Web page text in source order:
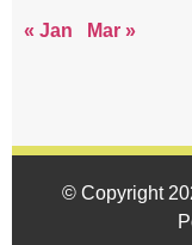
« Jan Mar »
© Copyright